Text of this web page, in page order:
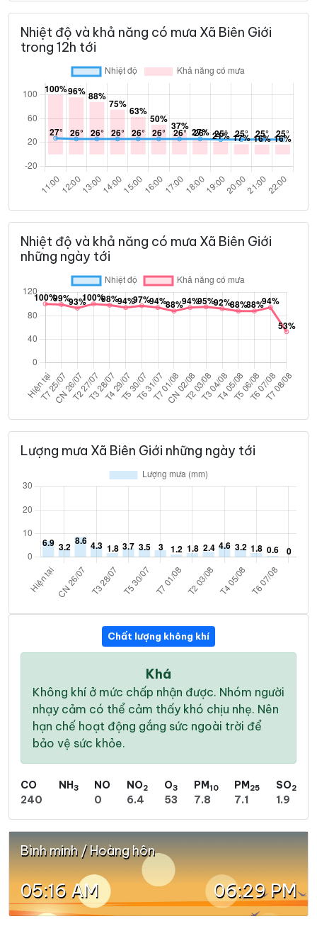
Nhiệt độ và khả năng có mưa Xã Biên Giới
trong 12h tới
Nhiệt độ và khả năng có mưa Xã Biên Giới
những ngày tới
Lượng mưa Xã Biên Giới những ngày tới
Chất lượng không khí
Khá
Không khí ở mức chấp nhận được. Nhóm người
nhạy cảm có thể cảm thấy khó chịu nhẹ. Nên
hạn chế hoạt động gắng sức ngoài trời để
bảo vệ sức khỏe.
CO
240
NH3
NO
0
NO2
6.4
O3
53
PM10
7.8
PM25
7.1
SO2
1.9
Bình minh / Hoàng hôn
05:16 AM 06:29 PM